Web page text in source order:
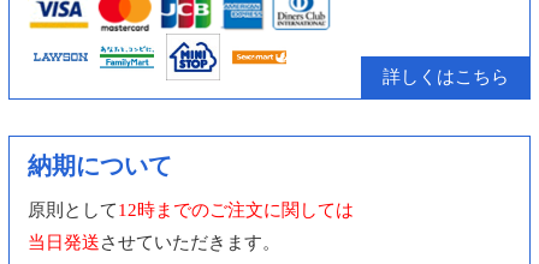
詳しくはこちら
納期について
原則として12時までのご注文に関しては
当日発送させていただきます。